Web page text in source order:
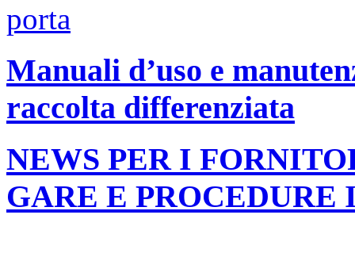
Manuali d’uso e
raccolta differenziata
NEWS PER I
GARE E PROCEDURE